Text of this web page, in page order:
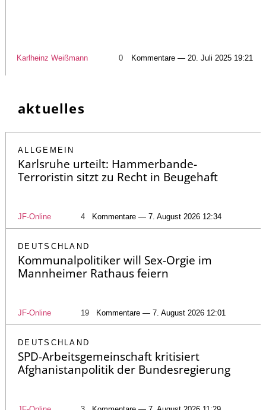
Karlheinz Weißmann 0 Kommentare — 20. Juli 2025 19:21
aktuelles
ALLGEMEIN
Karlsruhe urteilt: Hammerbande-
Terroristin sitzt zu Recht in Beugehaft
JF-Online 4 Kommentare — 7. August 2026 12:34
DEUTSCHLAND
Kommunalpolitiker will Sex-Orgie im
Mannheimer Rathaus feiern
JF-Online 19 Kommentare — 7. August 2026 12:01
DEUTSCHLAND
SPD-Arbeitsgemeinschaft kritisiert
Afghanistanpolitik der Bundesregierung